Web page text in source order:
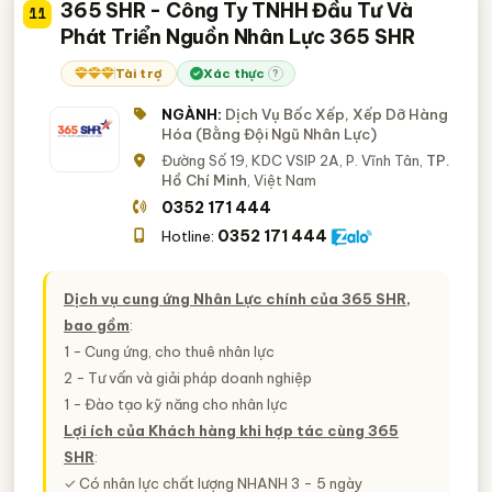
11
365 SHR - Công Ty TNHH Đầu Tư Và
Phát Triển Nguồn Nhân Lực 365 SHR
Tài trợ Xác thực ?
NGÀNH: Dịch Vụ Bốc Xếp, Xếp Dỡ Hàng
Hóa (Bằng Đội Ngũ Nhân Lực)
Đường Số 19, KDC VSIP 2A, P. Vĩnh Tân, TP.
Hồ Chí Minh , Việt Nam
0352 171 444
Hotline: 0352 171 444
Dịch vụ cung ứng Nhân Lực chính của 365 SHR,
bao gồm:
1 − Cung ứng, cho thuê nhân lực
2 − Tư vấn và giải pháp doanh nghiệp
1 − Đào tạo kỹ năng cho nhân lực
Lợi ích của Khách hàng khi hợp tác cùng 365
SHR:
✓ Có nhân lực chất lượng NHANH 3 - 5 ngày